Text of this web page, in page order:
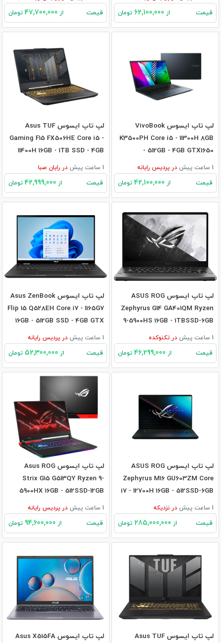
قیمت از تومان قیمت از تومان
لپ تاپ ایسوس VivoBook
K3500PH Core i5 - 11300H 8GB
- 512GB - 4GB GTX1650
1 ساعت پیش در پردیس رایانه
قیمت از تومان
لپ تاپ ایسوس Asus TUF
Gaming F15 FX506HE Core i5 -
11400H 16GB - 1TB SSD - 4GB
3050Ti1 ساعت پیش در رایان صبا
قیمت از تومان
لپ تاپ ایسوس ASUS ROG
Zephyrus G14 GA401QM Ryzen
9-5900HS 16GB - 1TBSSD-6GB
RTX30601 ساعت پیش در تکنوکده
قیمت از تومان
لپ تاپ ایسوس Asus ZenBook
Flip 15 Q528EH Core i7 - 1165G7
16GB - 512GB SSD - 4GB GTX
16501 ساعت پیش در پردیس رایانه
قیمت از تومان
لپ تاپ ایسوس ASUS ROG
Zephyrus M16 GU603ZM Core
i7 - 12700H 16GB - 512SSD-6GB
RTX30601 ساعت پیش در نزدیکه
قیمت از تومان
لپ تاپ ایسوس Asus ROG
Strix G15 G513QY Ryzen 9-
5900HX 16GB - 512SSD-12GB
RX6800M1 ساعت پیش در پردیس رایانه
قیمت از تومان
لپ تاپ ایسوس Asus TUF
لپ تاپ ایسوس Asus X515FA